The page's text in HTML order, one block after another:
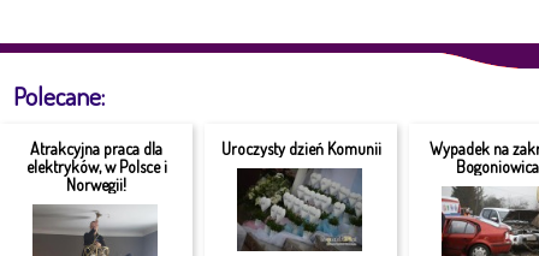
Polecane:
Atrakcyjna praca dla
elektryków, w Polsce i
Norwegii!
Uroczysty dzień Komunii
Wypadek na